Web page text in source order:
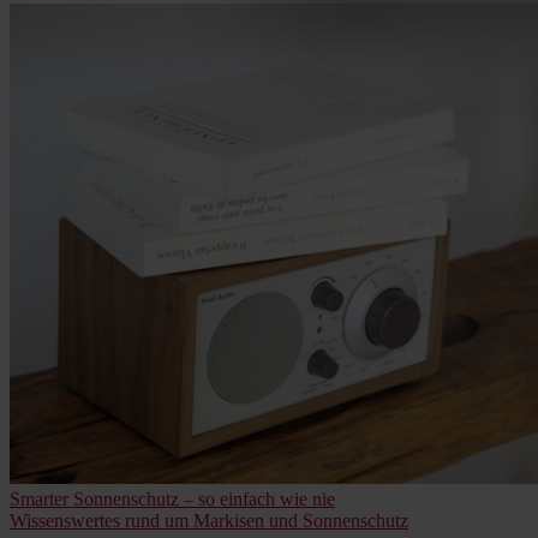
Beitragsnavigation
Vorheriger
Beitrag
Smarter Sonnenschutz – so einfach wie nie
Nächster
Wissenswertes rund um Markisen und Sonnenschutz